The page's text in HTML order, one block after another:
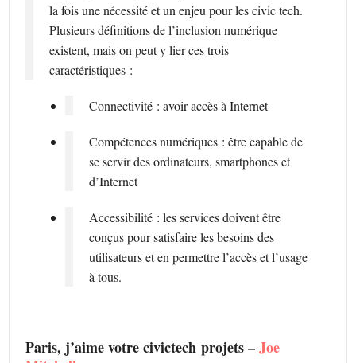
la fois une nécessité et un enjeu pour les civic tech.
Plusieurs définitions de l’inclusion numérique
existent, mais on peut y lier ces trois
caractéristiques :
Connectivité : avoir accès à Internet
Compétences numériques : être capable de
se servir des ordinateurs, smartphones et
d’Internet
Accessibilité : les services doivent être
conçus pour satisfaire les besoins des
utilisateurs et en permettre l’accès et l’usage
à tous.
Paris, j’aime votre civictech projets –Joe